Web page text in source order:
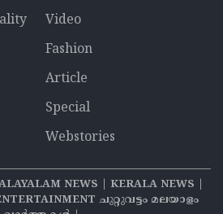
Video
Fashion
Article
Special
Webstories
NEWS | KERALA NEWS |
ചുറ്റുവട്ടം മലയാളം